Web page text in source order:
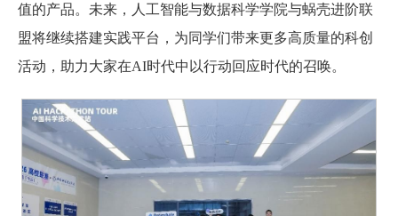
值的产品。未来，人工智能与数据科学学院与蜗壳进阶联
盟将继续搭建实践平台，为同学们带来更多高质量的科创
活动，助力大家在AI时代中以行动回应时代的召唤。